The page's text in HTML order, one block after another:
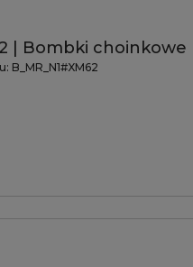
| Bombki choinkowe
B_MR_N1#XM62